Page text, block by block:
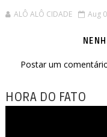
ALÔ ALÔ CIDADE Aug
Postar um
HORA DO FATO